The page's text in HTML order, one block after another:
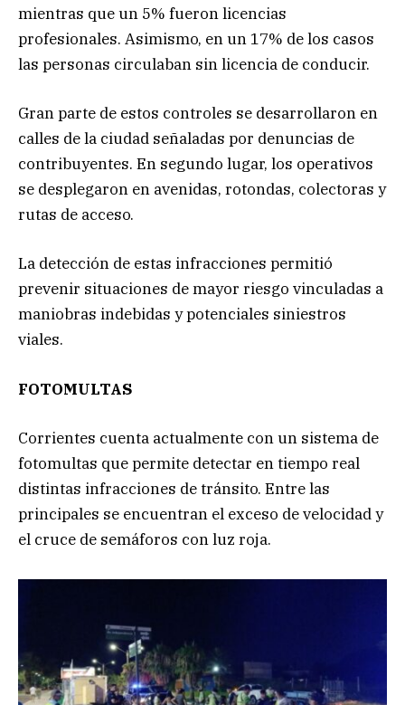
mientras que un 5% fueron licencias
profesionales. Asimismo, en un 17% de los casos
las personas circulaban sin licencia de conducir.
Gran parte de estos controles se desarrollaron en
calles de la ciudad señaladas por denuncias de
contribuyentes. En segundo lugar, los operativos
se desplegaron en avenidas, rotondas, colectoras y
rutas de acceso.
La detección de estas infracciones permitió
prevenir situaciones de mayor riesgo vinculadas a
maniobras indebidas y potenciales siniestros
viales.
FOTOMULTAS
Corrientes cuenta actualmente con un sistema de
fotomultas que permite detectar en tiempo real
distintas infracciones de tránsito. Entre las
principales se encuentran el exceso de velocidad y
el cruce de semáforos con luz roja.